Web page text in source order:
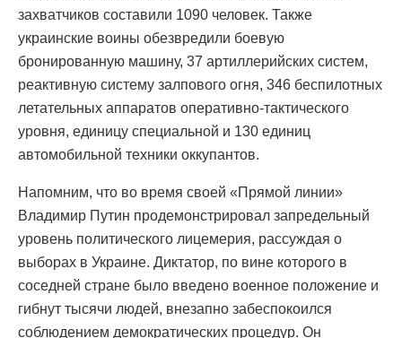
захватчиков составили 1090 человек. Также
украинские воины обезвредили боевую
бронированную машину, 37 артиллерийских систем,
реактивную систему залпового огня, 346 беспилотных
летательных аппаратов оперативно-тактического
уровня, единицу специальной и 130 единиц
автомобильной техники оккупантов.
Напомним, что во время своей «Прямой линии»
Владимир Путин продемонстрировал запредельный
уровень политического лицемерия, рассуждая о
выборах в Украине. Диктатор, по вине которого в
соседней стране было введено военное положение и
гибнут тысячи людей, внезапно забеспокоился
соблюдением демократических процедур. Он